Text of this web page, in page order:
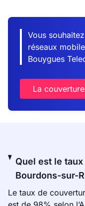
Vous
réseaux
Bouygues
La
Quel est le
Bourdons-sur-
Le taux de